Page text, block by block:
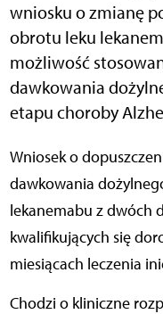
wniosku o zmianę
obrotu leku
możliwość
dawkowania
etapu choroby
Wniosek o dopuszczenie do obrotu podtrzymującego
dawkowania
lekanemabu z dwóch
kwalifikujących się
miesiącach leczenia
Chodzi o kliniczne